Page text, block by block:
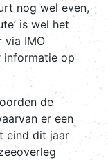
nog wel even,
is wel het
via IMO
informatie op
de
er een
eind dit jaar